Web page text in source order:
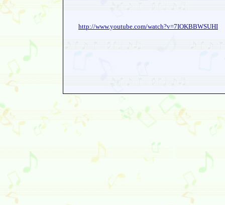
http://www.youtube.com/watch?v=7IOKBBWSUHI